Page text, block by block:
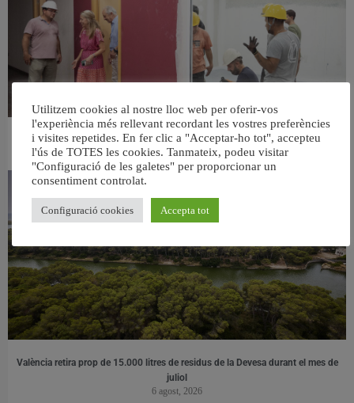
València ultima el nou centre per a persones majors del barri de Sant Antoni
6 agost, 2026
València retira prop de 15.000 litres de residus de la Devesa durant el mes de
juliol
6 agost, 2026
Utilitzem cookies al nostre lloc web per oferir-vos
l'experiència més rellevant recordant les vostres preferències
i visites repetides. En fer clic a "Acceptar-ho tot", accepteu
l'ús de TOTES les cookies. Tanmateix, podeu visitar
"Configuració de les galetes" per proporcionar un
consentiment controlat.
Configuració cookies Accepta tot